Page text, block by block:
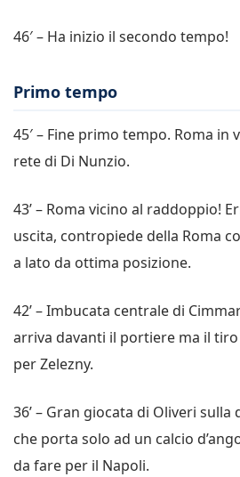
46′ – Ha inizio il secondo tempo!
Primo tempo
45′ – Fine primo tempo. Roma in
rete di Di Nunzio.
43’ – Roma vicino al raddoppio!
uscita, contropiede della Roma
a lato da ottima posizione.
42’ – Imbucata centrale di
arriva davanti il portiere ma il
per Zelezny.
36’ – Gran giocata di Oliveri
che porta solo ad un calcio
da fare per il Napoli.